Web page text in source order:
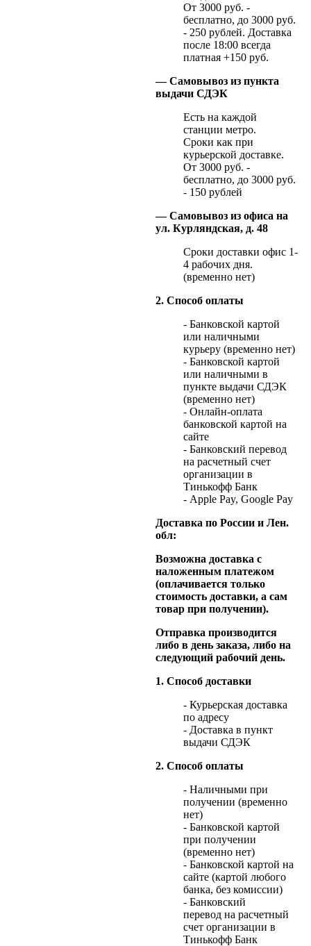
От 3000 руб. -
бесплатно, до 3000 руб.
- 250 рублей. Доставка
после 18:00 всегда
платная +150 руб.
— Самовывоз из пункта
выдачи СДЭК
Есть на каждой
станции метро.
Сроки как при
курьерской доставке.
От 3000 руб. -
бесплатно, до 3000 руб.
- 150 рублей
— Самовывоз из офиса на
ул. Курляндская, д. 48
Сроки доставки офис 1-
4 рабочих дня.
(временно нет)
2. Способ оплаты
- Банковской картой
или наличными
курьеру (временно нет)
- Банковской картой
или наличными в
пункте выдачи СДЭК
(временно нет)
- Онлайн-оплата
банковской картой на
сайте
- Банковский перевод
на расчетный счет
организации в
Тинькофф Банк
- Apple Pay, Google Pay
Доставка по России и Лен.
обл:
Возможна доставка с
наложенным платежом
(оплачивается только
стоимость доставки, а сам
товар при получении).
Отправка производится
либо в день заказа, либо на
следующий рабочий день.
1. Способ доставки
- Курьерская доставка
по адресу
- Доставка в пункт
выдачи СДЭК
2. Способ оплаты
- Наличными при
получении (временно
нет)
- Банковской картой
при получении
(временно нет)
- Банковской картой на
сайте (картой любого
банка, без комиссии)
- Банковский
перевод на расчетный
счет организации в
Тинькофф Банк